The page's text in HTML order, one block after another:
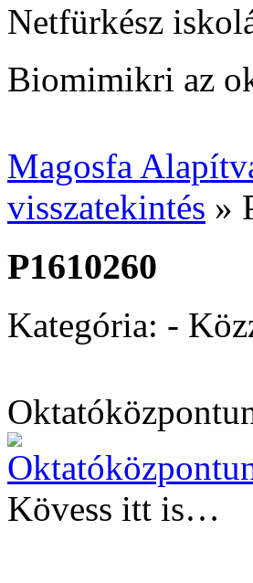
Netfürkész
Biomimikri az
Magosfa
visszatekintés »
P1610260
Kategória: -
Kövess itt is…